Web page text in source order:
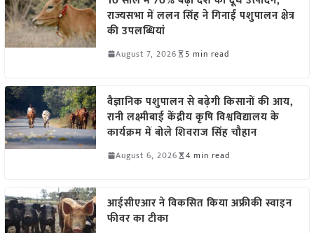
राज्यसभा में ललन सिंह ने गिनाईं पशुपालन क्षेत्र
की उपलब्धियां
August 7, 2026 5 min read
वैज्ञानिक पशुपालन से बढ़ेगी किसानों की आय,
रानी लक्ष्मीबाई केंद्रीय कृषि विश्वविद्यालय के
कार्यक्रम में बोले शिवराज सिंह चौहान
August 6, 2026 4 min read
आईसीएआर ने विकसित किया अफ्रीकी स्वाइन
फीवर का टीका